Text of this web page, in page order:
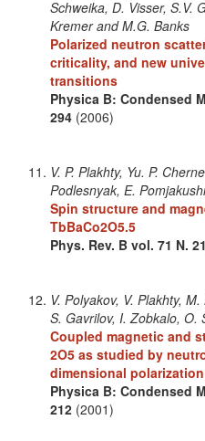
Schweika, D. Visser, S.V.
Kremer and M.G. Banks
Polarized neutron
criticality, and new
transitions
Physica B: Condensed
294 (2006)
V. P. Plakhty, Yu. P.
Podlesnyak, E.
Spin structure and
TbBaCo2O5.5
Phys. Rev. B vol. 71 N. 21
V. Polyakov, V. Plakhty,
S. Gavrilov, I. Zobkalo, O.
Coupled magnetic and
2O5 as studied by
dimensional
Physica B: Condensed
212 (2001)